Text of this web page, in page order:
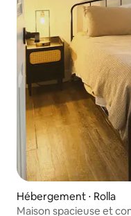
Hébergement ⋅ Rolla
Maison spacieuse et